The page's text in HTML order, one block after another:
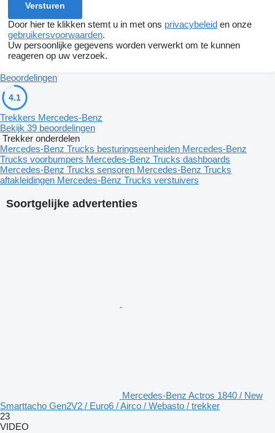
Door hier te klikken stemt u in met ons privacybeleid en onze
gebruikersvoorwaarden.
Uw persoonlijke gegevens worden verwerkt om te kunnen
reageren op uw verzoek.
Soortgelijke advertenties
Mercedes-Benz Actros 1840 / New
Smarttacho Gen2V2 / Euro6 / Airco / Webasto / trekker
23
VIDEO
Beoordelingen
4.1
Trekkers Mercedes-Benz
Bekijk 39 beoordelingen
Trekker onderdelen
Mercedes-Benz Trucks besturingseenheiden Mercedes-Benz
Trucks voorbumpers Mercedes-Benz Trucks dashboards
Mercedes-Benz Trucks sensoren Mercedes-Benz Trucks
aftakleidingen Mercedes-Benz Trucks verstuivers